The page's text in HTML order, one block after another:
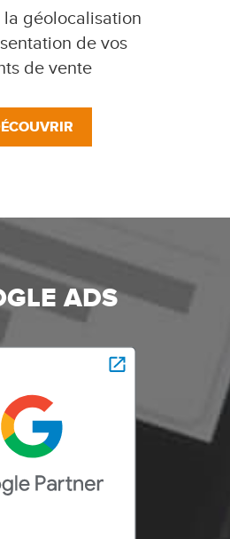
la géolocalisation
de vos
de vente
ADS